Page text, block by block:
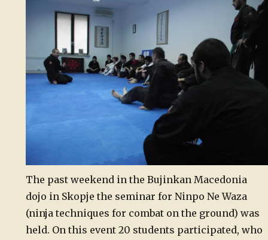
The past weekend in the Bujinkan Macedonia
dojo in Skopje the seminar for Ninpo Ne Waza
(ninja techniques for combat on the ground) was
held. On this event 20 students participated, who